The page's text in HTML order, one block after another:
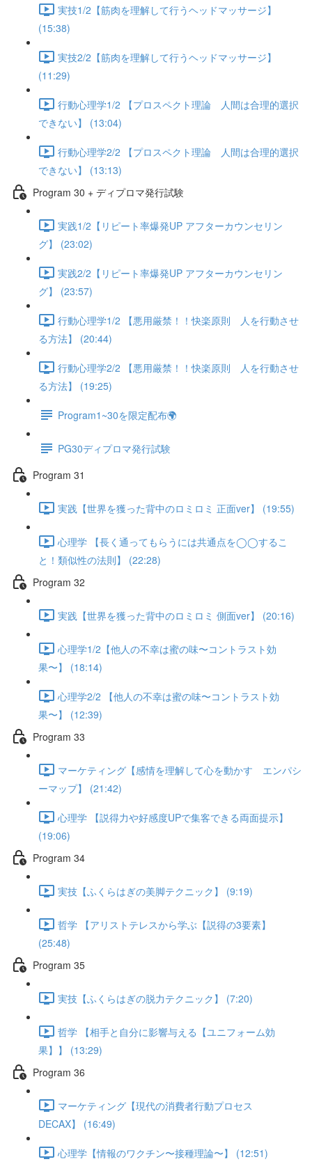
実技1/2【筋肉を理解して行うヘッドマッサージ】
(15:38)
実技2/2【筋肉を理解して行うヘッドマッサージ】
(11:29)
行動心理学1/2 【プロスペクト理論 人間は合理的選択
できない】 (13:04)
行動心理学2/2 【プロスペクト理論 人間は合理的選択
できない】 (13:13)
Program 30 + ディプロマ発行試験
実践1/2【リピート率爆発UP アフターカウンセリン
グ】 (23:02)
実践2/2【リピート率爆発UP アフターカウンセリン
グ】 (23:57)
行動心理学1/2 【悪用厳禁！！快楽原則 人を行動させ
る方法】 (20:44)
行動心理学2/2 【悪用厳禁！！快楽原則 人を行動させ
る方法】 (19:25)
Program1~30を限定配布🌍
PG30ディプロマ発行試験
Program 31
実践【世界を獲った背中のロミロミ 正面ver】 (19:55)
心理学 【長く通ってもらうには共通点を◯◯するこ
と！類似性の法則】 (22:28)
Program 32
実践【世界を獲った背中のロミロミ 側面ver】 (20:16)
心理学1/2【他人の不幸は蜜の味〜コントラスト効
果〜】 (18:14)
心理学2/2 【他人の不幸は蜜の味〜コントラスト効
果〜】 (12:39)
Program 33
マーケティング【感情を理解して心を動かす エンパシ
ーマップ】 (21:42)
心理学 【説得力や好感度UPで集客できる両面提示】
(19:06)
Program 34
実技【ふくらはぎの美脚テクニック】 (9:19)
哲学 【アリストテレスから学ぶ【説得の3要素】
(25:48)
Program 35
実技【ふくらはぎの脱力テクニック】 (7:20)
哲学 【相手と自分に影響与える【ユニフォーム効
果】】 (13:29)
Program 36
マーケティング【現代の消費者行動プロセス
DECAX】 (16:49)
心理学【情報のワクチン〜接種理論〜】 (12:51)